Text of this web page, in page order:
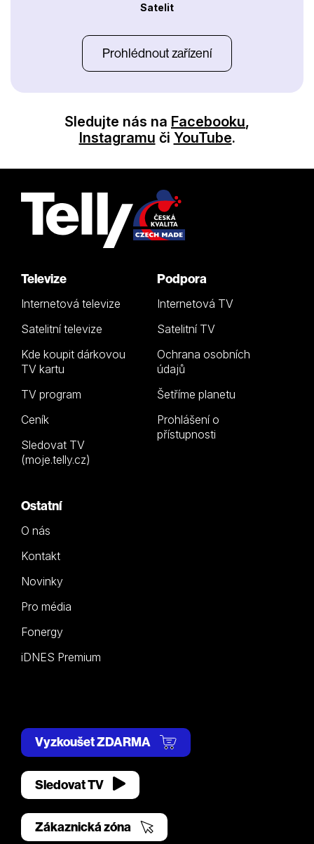
Satelit
Prohlédnout zařízení
Sledujte nás na Facebooku,
Instagramu či YouTube.
Televize
Internetová televize
Satelitní televize
Kde koupit dárkovou
TV kartu
TV program
Ceník
Sledovat TV
(moje.telly.cz)
Podpora
Internetová TV
Satelitní TV
Ochrana osobních
údajů
Šetříme planetu
Prohlášení o
přístupnosti
Ostatní
O nás
Kontakt
Novinky
Pro média
Fonergy
iDNES Premium
Vyzkoušet ZDARMA
Sledovat TV
Zákaznická zóna